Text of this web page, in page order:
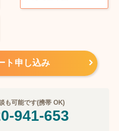
ト申し込み
も可能です(携帯 OK)
941-653